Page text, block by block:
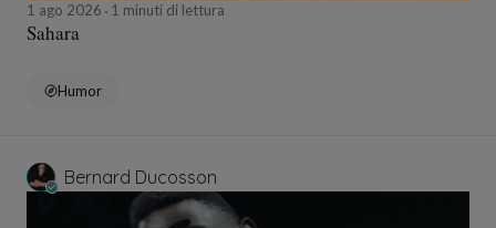
1 ago 2026 1 minuti di lettura
Sahara
Humor
Bernard Ducosson